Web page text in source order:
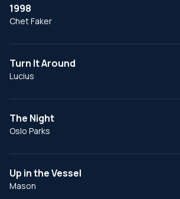
1998
Chet Faker
Turn It Around
Lucius
The Night
Oslo Parks
Up in the Vessel
Mason